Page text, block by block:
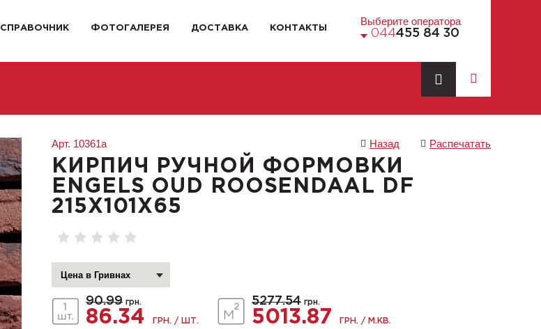
СПРАВОЧНИК ФОТОГАЛЕРЕЯ ДОСТАВКА КОНТАКТЫ
Выберите оператора
044455 84 30
Арт. 10361a Назад Распечатать
КИРПИЧ РУЧНОЙ ФОРМОВКИ
ENGELS OUD ROOSENDAAL DF
215X101X65
90.99 грн.
86.34 ГРН. / ШТ.
5277.54 грн.
5013.87 ГРН. / М.КВ.